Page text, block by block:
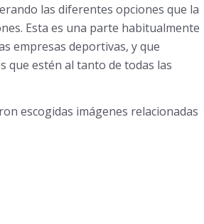
las diferentes opciones que la
Esta es una parte habitualmente
empresas deportivas, y que
que estén al tanto de todas las
escogidas imágenes relacionadas